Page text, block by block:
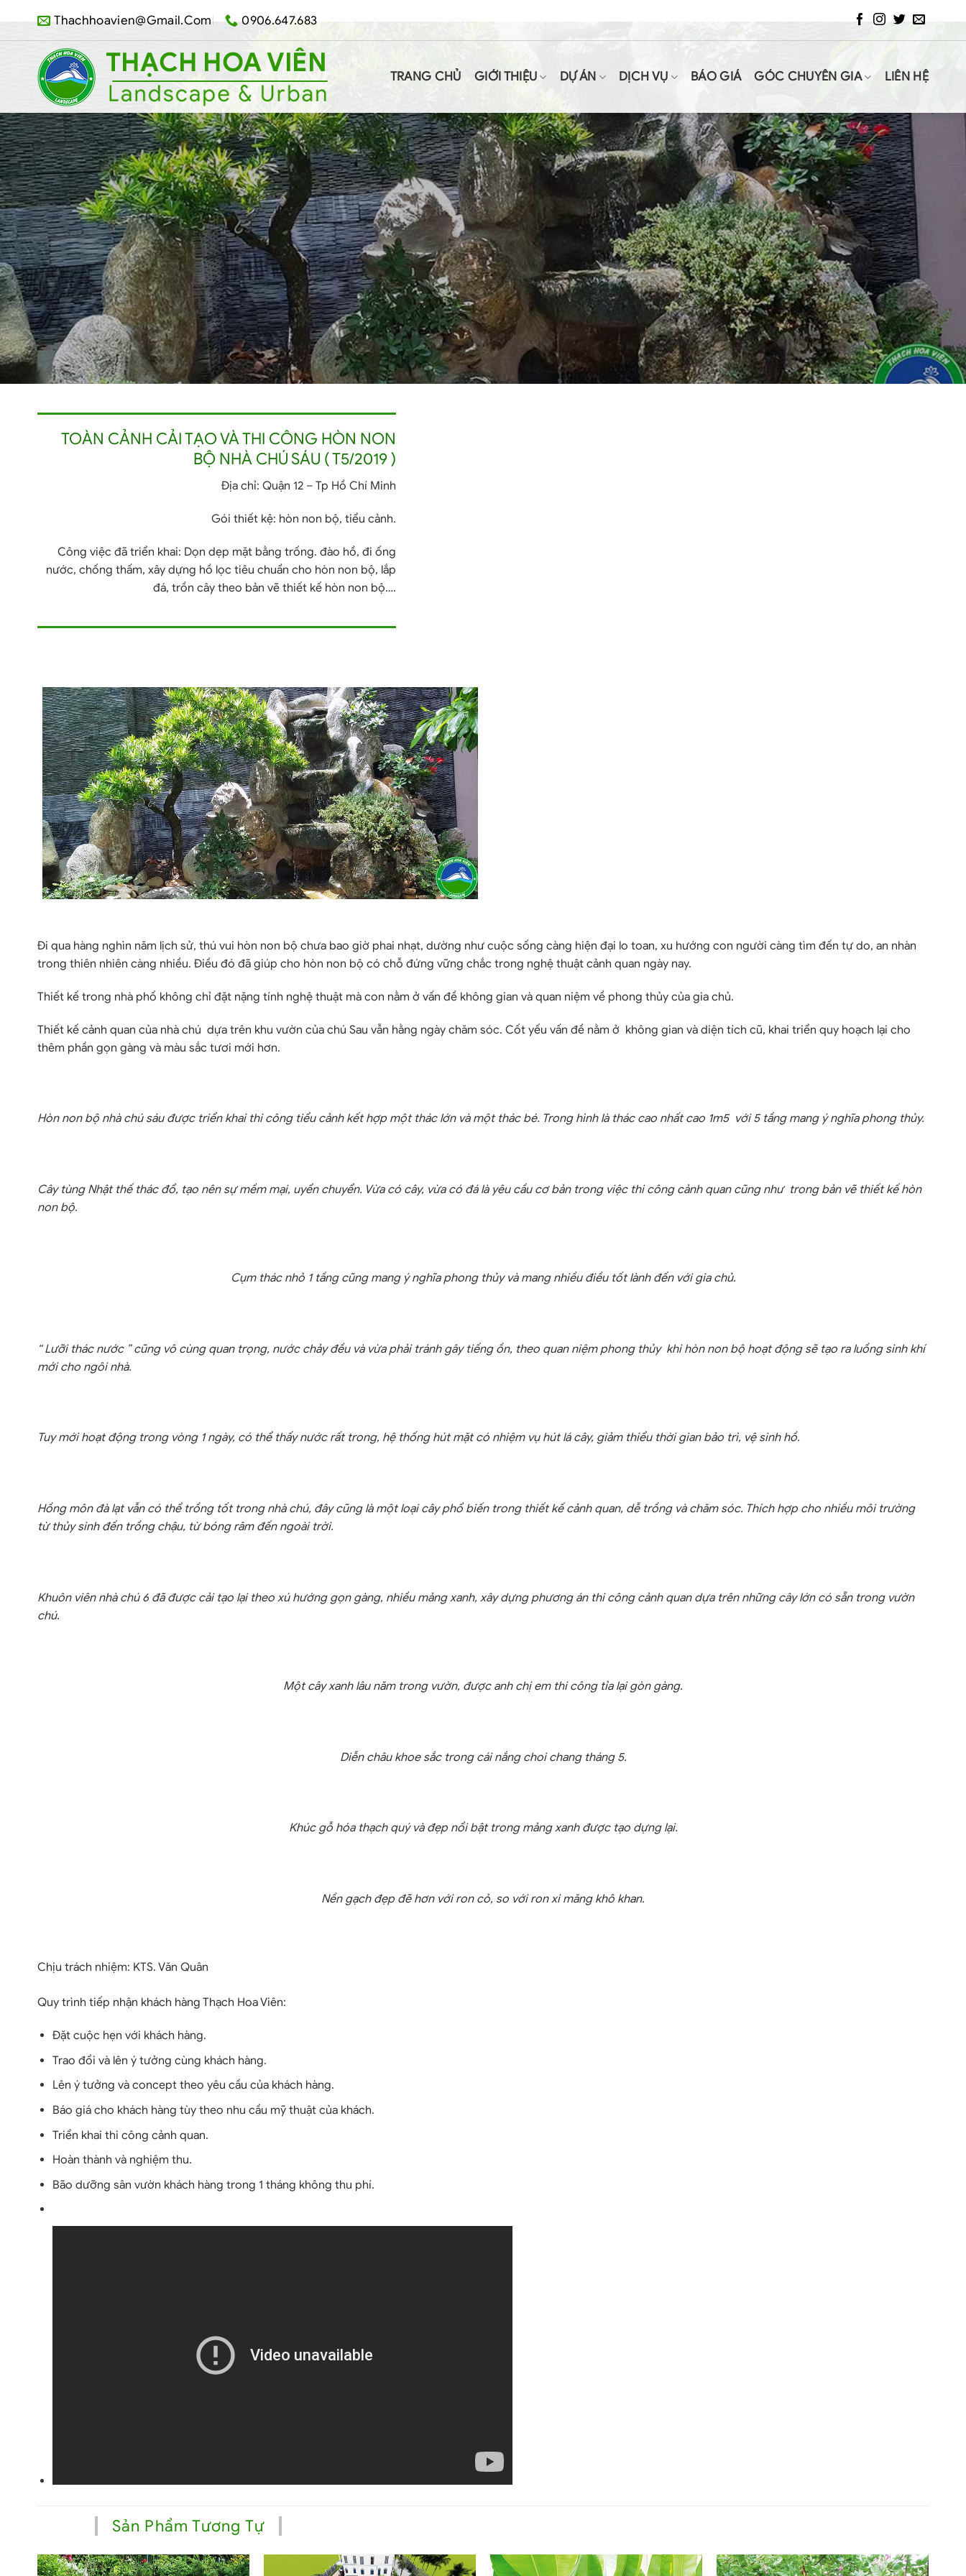
to
content
Thachhoavien@gmail.com 0906.647.683
TRANG CHỦ GIỚI THIỆU DỰ ÁN DỊCH VỤ BÁO GIÁ GÓC CHUYÊN GIA LIÊN HỆ
TOÀN CẢNH CẢI TẠO VÀ THI CÔNG HÒN NON
BỘ NHÀ CHÚ SÁU ( T5/2019 )
Địa chỉ: Quận 12 – Tp Hồ Chí Minh
Gói thiết kệ: hòn non bộ, tiểu cảnh.
Công việc đã triển khai: Dọn dẹp mặt bằng trống. đào hồ, đi ống
nước, chống thấm, xây dựng hồ lọc tiêu chuẩn cho hòn non bộ, lắp
đá, trồn cây theo bản vẽ thiết kế hòn non bộ….
Đi qua hàng nghìn năm lịch sử, thú vui hòn non bộ chưa bao giờ phai nhạt, dường như cuộc sống càng hiện đại lo toan, xu hướng con người càng tìm đến tự do, an nhàn
trong thiên nhiên càng nhiều. Điều đó đã giúp cho hòn non bộ có chỗ đứng vững chắc trong nghệ thuật cảnh quan ngày nay.
Thiết kế trong nhà phố không chỉ đặt nặng tính nghệ thuật mà con nằm ở vấn đề không gian và quan niệm về phong thủy của gia chủ.
Thiết kế cảnh quan của nhà chú dựa trên khu vườn của chú Sau vẫn hằng ngày chăm sóc. Cốt yếu vấn đề nằm ở không gian và diện tích cũ, khai triển quy hoạch lại cho
thêm phần gọn gàng và màu sắc tươi mới hơn.
Hòn non bộ nhà chú sáu được triển khai thi công tiểu cảnh kết hợp một thác lớn và một thác bé. Trong hình là thác cao nhất cao 1m5 với 5 tầng mang ý nghĩa phong thủy.
Cây tùng Nhật thế thác đổ, tạo nên sự mềm mại, uyển chuyển. Vừa có cây, vừa có đá là yêu cầu cơ bản trong việc thi công cảnh quan cũng như trong bản vẽ thiết kế hòn
non bộ.
Cụm thác nhỏ 1 tầng cũng mang ý nghĩa phong thủy và mang nhiều điều tốt lành đến với gia chủ.
“ Lưỡi thác nước ” cũng vô cùng quan trọng, nước chảy đều và vừa phải tránh gây tiếng ồn, theo quan niệm phong thủy khi hòn non bộ hoạt động sẽ tạo ra luồng sinh khí
mới cho ngôi nhà.
Tuy mới hoạt động trong vòng 1 ngày, có thể thấy nước rất trong, hệ thống hút mặt có nhiệm vụ hút lá cây, giảm thiểu thời gian bảo trì, vệ sinh hồ.
Hồng môn đà lạt vẫn có thể trồng tốt trong nhà chú, đây cũng là một loại cây phổ biến trong thiết kế cảnh quan, dễ trồng và chăm sóc. Thích hợp cho nhiều môi trường
từ thủy sinh đến trồng chậu, từ bóng râm đến ngoài trời.
Khuôn viên nhà chú 6 đã được cải tạo lại theo xú hướng gọn gàng, nhiều mảng xanh, xây dựng phương án thi công cảnh quan dựa trên những cây lớn có sẵn trong vườn
chú.
Một cây xanh lâu năm trong vườn, được anh chị em thi công tỉa lại gòn gàng.
Diễn châu khoe sắc trong cái nắng choi chang tháng 5.
Khúc gỗ hóa thạch quý và đẹp nổi bật trong mảng xanh được tạo dựng lại.
Nền gạch đẹp đẽ hơn với ron cỏ, so với ron xi măng khô khan.
Chịu trách nhiệm: KTS. Văn Quân
Quy trình tiếp nhận khách hàng Thạch Hoa Viên:
Đặt cuộc hẹn với khách hàng.
Trao đổi và lên ý tưởng cùng khách hàng.
Lên ý tưởng và concept theo yêu cầu của khách hàng.
Báo giá cho khách hàng tùy theo nhu cầu mỹ thuật của khách.
Triển khai thi công cảnh quan.
Hoàn thành và nghiệm thu.
Bão dưỡng sân vườn khách hàng trong 1 tháng không thu phí.
Sản Phẩm Tương Tự